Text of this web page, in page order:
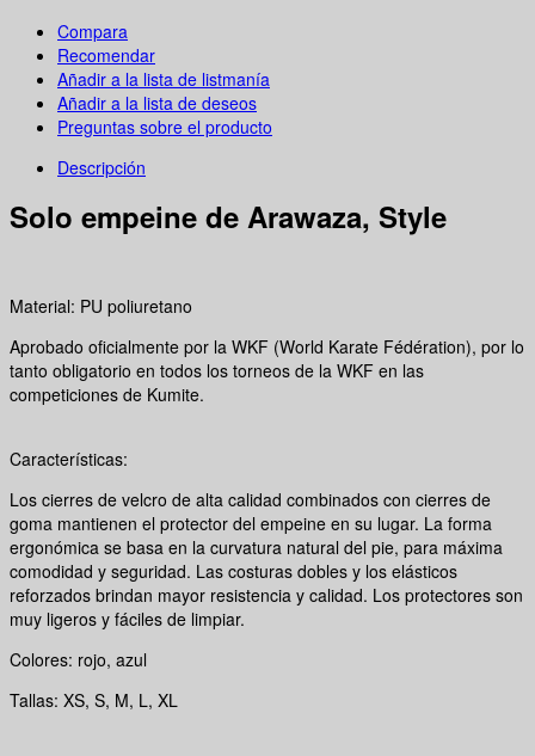
Compara
Recomendar
Añadir a la lista de listmanía
Añadir a la lista de deseos
Preguntas sobre el producto
Descripción
Solo empeine de Arawaza, Style
Material: PU poliuretano
Aprobado oficialmente por la WKF (World Karate Fédération), por lo
tanto obligatorio en todos los torneos de la WKF en las
competiciones de Kumite.
Características:
Los cierres de velcro de alta calidad combinados con cierres de
goma mantienen el protector del empeine en su lugar. La forma
ergonómica se basa en la curvatura natural del pie, para máxima
comodidad y seguridad. Las costuras dobles y los elásticos
reforzados brindan mayor resistencia y calidad. Los protectores son
muy ligeros y fáciles de limpiar.
Colores: rojo, azul
Tallas: XS, S, M, L, XL